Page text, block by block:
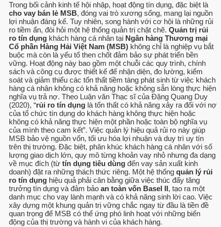
Trong bối cảnh kinh tế hội nhập, hoạt động tín dụng, đặc biệt là
cho vay bán lẻ MSB, đóng vai trò xương sống, mang lại nguồn
lợi nhuận đáng kể. Tuy nhiên, song hành với cơ hội là những rủi
ro tiềm ẩn, đòi hỏi một hệ thống quản trị chặt chẽ. Quản trị rủi
ro tín dụng khách hàng cá nhân tại Ngân hàng Thương mại
Cổ phần Hàng Hải Việt Nam (MSB) không chỉ là nghiệp vụ bắt
buộc mà còn là yếu tố then chốt đảm bảo sự phát triển bền
vững. Hoạt động này bao gồm một chuỗi các quy trình, chính
sách và công cụ được thiết kế để nhận diện, đo lường, kiểm
soát và giảm thiểu các tổn thất tiềm tàng phát sinh từ việc khách
hàng cá nhân không có khả năng hoặc không sẵn lòng thực hiện
nghĩa vụ trả nợ. Theo Luận văn Thạc sĩ của Đặng Quang Duy
(2020), “rủi ro tín dụng là tổn thất có khả năng xảy ra đối với nợ
của tổ chức tín dụng do khách hàng không thực hiện hoặc
không có khả năng thực hiện một phần hoặc toàn bộ nghĩa vụ
của mình theo cam kết”. Việc quản lý hiệu quả rủi ro này giúp
MSB bảo vệ nguồn vốn, tối ưu hóa lợi nhuận và duy trì uy tín
trên thị trường. Đặc biệt, phân khúc khách hàng cá nhân với số
lượng giao dịch lớn, quy mô từng khoản vay nhỏ nhưng đa dạng
về mục đích (từ tín dụng tiêu dùng đến vay sản xuất kinh
doanh) đặt ra những thách thức riêng. Một hệ thống quản lý rủi
ro tín dụng hiệu quả phải cân bằng giữa việc thúc đẩy tăng
trưởng tín dụng và đảm bảo an toàn vốn Basel II, tạo ra một
danh mục cho vay lành mạnh và có khả năng sinh lời cao. Việc
xây dựng một khung quản trị vững chắc ngay từ đầu là tiền đề
quan trọng để MSB có thể ứng phó linh hoạt với những biến
động của thị trường và hành vi của khách hàng.